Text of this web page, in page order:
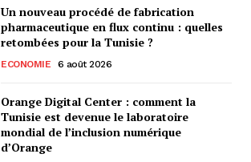
Un nouveau procédé de fabrication
pharmaceutique en flux continu : quelles
retombées pour la Tunisie ?
ECONOMIE 6 août 2026
Orange Digital Center : comment la
Tunisie est devenue le laboratoire
mondial de l’inclusion numérique
d’Orange